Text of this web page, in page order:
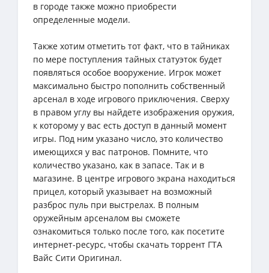
в городе также можно приобрести
определенные модели.
Также хотим отметить тот факт, что в тайниках
по мере поступления тайных статуэток будет
появляться особое вооружение. Игрок может
максимально быстро пополнить собственный
арсенал в ходе игрового приключения. Сверху
в правом углу вы найдете изображения оружия,
к которому у вас есть доступ в данный момент
игры. Под ним указано число, это количество
имеющихся у вас патронов. Помните, что
количество указано, как в запасе. Так и в
магазине. В центре игрового экрана находиться
прицел, который указывает на возможный
разброс пуль при выстрелах. В полным
оружейным арсеналом вы сможете
ознакомиться только после того, как посетите
интернет-ресурс, чтобы скачать торрент ГТА
Вайс Сити Оригинал.